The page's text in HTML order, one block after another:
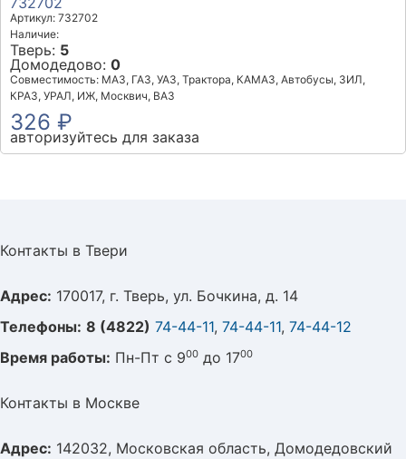
Артикул: 732702
Наличие:
Тверь: 5
Домодедово: 0
Совместимость: МАЗ, ГАЗ, УАЗ, Трактора, КАМАЗ, Автобусы, ЗИЛ,
КРАЗ, УРАЛ, ИЖ, Москвич, ВАЗ
326 ₽
авторизуйтесь для заказа
Контакты в Твери
Адрес: 170017, г. Тверь, ул. Бочкина, д. 14
Телефоны: 8 (4822) 74-44-11, 74-44-11, 74-44-12
Время работы: Пн-Пт с 900 до 1700
Контакты в Москве
Адрес: 142032, Московская область, Домодедовский